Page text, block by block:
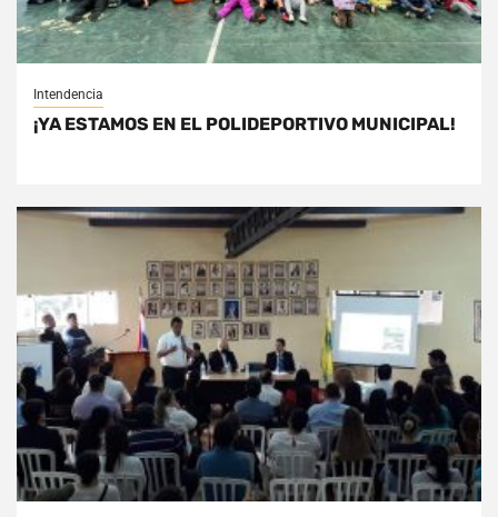
Intendencia
¡YA ESTAMOS EN EL POLIDEPORTIVO MUNICIPAL!